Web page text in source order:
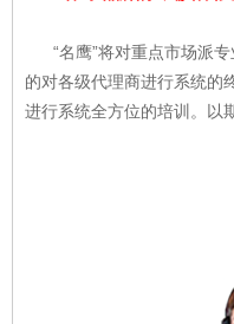
“名鹰”将对重点市场派专
的对各级代理商进行系统的
进行系统全方位的培训。以